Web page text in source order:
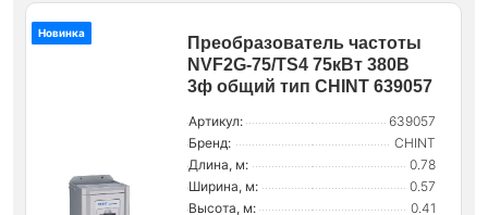
Новинка
Преобразователь частоты
NVF2G-75/TS4 75кВт 380В
3ф общий тип CHINT 639057
Артикул:
639057
Бренд:
CHINT
Длина, м:
0.78
Ширина, м:
0.57
Высота, м:
0.41